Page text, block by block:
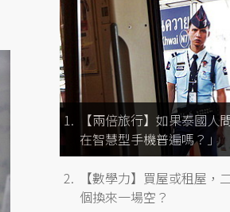
【兩倍旅行】如果泰國人
在智慧型手機普遍嗎？」
【數學力】買屋或租屋，
個換來一場空？